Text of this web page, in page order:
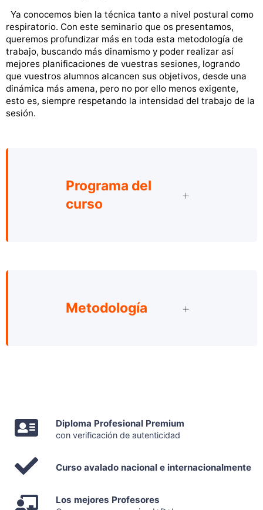
Ya conocemos bien la técnica tanto a nivel postural como
respiratorio. Con este seminario que os presentamos,
queremos profundizar más en toda esta metodología de
trabajo, buscando más dinamismo y poder realizar así
mejores planificaciones de vuestras sesiones, logrando
que vuestros alumnos alcancen sus objetivos, desde una
dinámica más amena, pero no por ello menos exigente,
esto es, siempre respetando la intensidad del trabajo de la
sesión.
Programa del
curso
Metodología
Diploma Profesional Premium
con verificación de autenticidad
Curso avalado nacional e internacionalmente
Los mejores Profesores